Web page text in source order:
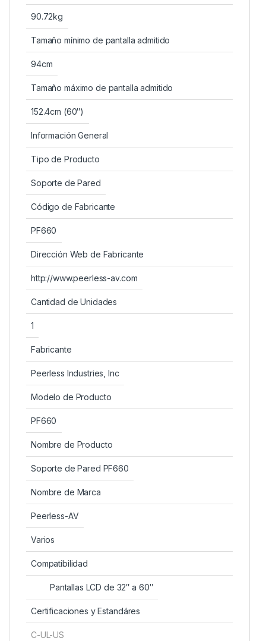
90.72kg
Tamaño mínimo de pantalla admitido
94cm
Tamaño máximo de pantalla admitido
152.4cm (60″)
Información General
Tipo de Producto
Soporte de Pared
Código de Fabricante
PF660
Dirección Web de Fabricante
http://www.peerless-av.com
Cantidad de Unidades
1
Fabricante
Peerless Industries, Inc
Modelo de Producto
PF660
Nombre de Producto
Soporte de Pared PF660
Nombre de Marca
Peerless-AV
Varios
Compatibilidad
Pantallas LCD de 32″ a 60″
Certificaciones y Estandáres
C-UL-US